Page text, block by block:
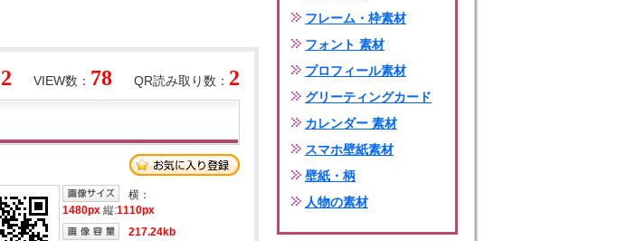
QR読み取り数： 2
VIEW数： 78
2
横：
1480px 縦:1110px
217.24kb
フレーム・枠素材
フォント 素材
プロフィール素材
グリーティングカード
カレンダー 素材
スマホ壁紙素材
壁紙・柄
人物の素材